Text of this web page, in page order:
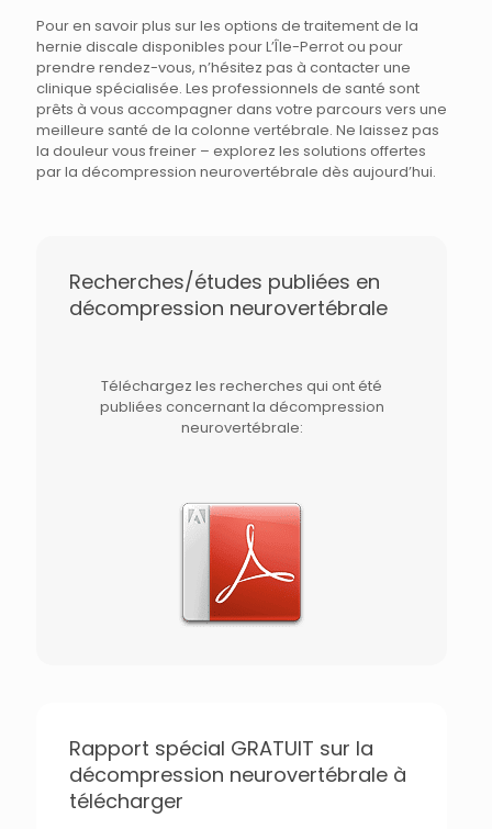
Pour en savoir plus sur les options de traitement de la
hernie discale disponibles pour L’Île-Perrot ou pour
prendre rendez-vous, n’hésitez pas à contacter une
clinique spécialisée. Les professionnels de santé sont
prêts à vous accompagner dans votre parcours vers une
meilleure santé de la colonne vertébrale. Ne laissez pas
la douleur vous freiner – explorez les solutions offertes
par la décompression neurovertébrale dès aujourd’hui.
Recherches/études publiées en
décompression neurovertébrale
Téléchargez les recherches qui ont été
publiées concernant la décompression
neurovertébrale:
Rapport spécial GRATUIT sur la
décompression neurovertébrale à
télécharger